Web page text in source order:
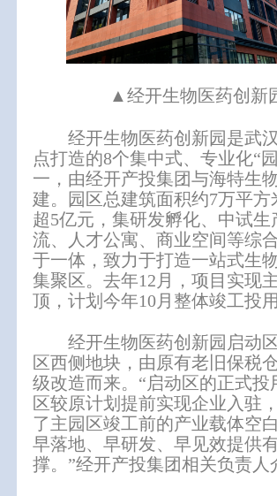
▲经开生物医药创新
经开生物医药创新园是武
点打造的8个集中式、专业化“
一，由经开产投集团与海特生
建。园区总建筑面积约7万平方
超5亿元，集研发孵化、中试生
流、人才公寓、商业空间等综
于一体，致力于打造一站式生
集聚区。去年12月，项目实现
顶，计划今年10月整体竣工投用
经开生物医药创新园启动
区西侧地块，由原有老旧保税
级改造而来。“启动区的正式投
区较原计划提前实现企业入驻
了主园区竣工前的产业载体空
早落地、早研发、早见效提供
撑。”经开产投集团相关负责人